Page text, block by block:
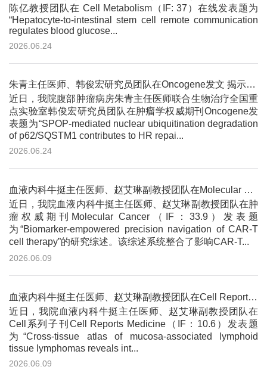
陈亿教授团队在 Cell Metabolism（IF: 37）在线发表题为
“Hepatocyte-to-intestinal stem cell remote communication
regulates blood glucose...
2026.06.24
朱青主任医师、韩俊宏研究员团队在Oncogene发文 揭示E3泛素连接酶SPOP通过核内泛素化降解p62正向调控同源重组修复...
近日，我院腹部肿瘤病房朱青主任医师联合生物治疗全国重
点实验室韩俊宏研究员团队在肿瘤学权威期刊Oncogene发
表题为“SPOP-mediated nuclear ubiquitination degradation
of p62/SQSTM1 contributes to HR repai...
2026.06.24
血液内科牛挺主任医师、赵艾琳副教授团队在Molecular Cancer发文 综述整合生物标志物赋能CAR-T细胞疗法的精准...
近日，我院血液内科牛挺主任医师、赵艾琳副教授团队在肿
瘤权威期刊Molecular Cancer（IF：33.9）发表题
为“Biomarker-empowered precision navigation of CAR-T
cell therapy”的研究综述。该综述系统整合了影响CAR-T...
2026.06.09
血液内科牛挺主任医师、赵艾琳副教授团队在Cell Reports Medicine发文 揭示MALT淋巴瘤的异质性特征与微环...
近日，我院血液内科牛挺主任医师、赵艾琳副教授团队在
Cell系列子刊Cell Reports Medicine（IF：10.6）发表题
为“Cross-tissue atlas of mucosa-associated lymphoid
tissue lymphomas reveals int...
2026.06.09